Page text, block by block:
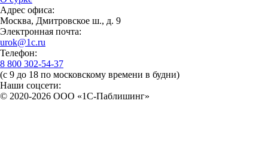
Адрес офиса:
Москва, Дмитровское ш., д. 9
Электронная почта:
urok@1c.ru
Телефон:
8 800 302-54-37
(с 9 до 18 по московскому времени в будни)
Наши соцсети:
© 2020-2026 OOO «1С-Паблишинг»